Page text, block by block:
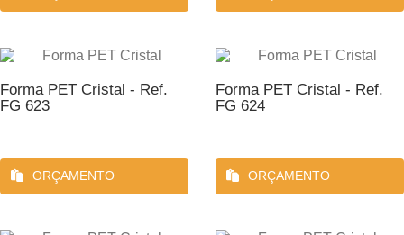
Forma PET Cristal - Ref.
FG 623
ORÇAMENTO
Forma PET Cristal - Ref.
FG 624
ORÇAMENTO